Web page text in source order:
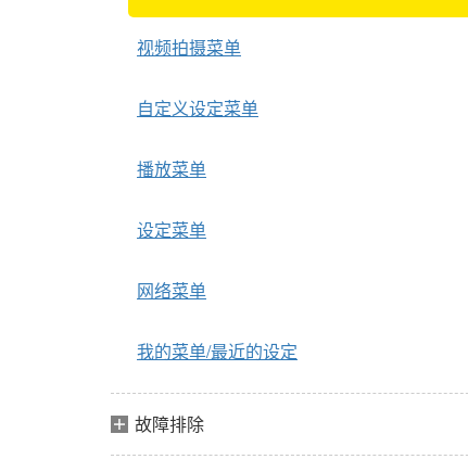
视频拍摄菜单
自定义设定菜单
播放菜单
设定菜单
网络菜单
我的菜单/最近的设定
故障排除